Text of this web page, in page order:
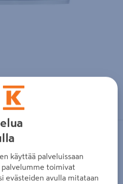
sormilla kosketusnäytöllä
AP valkoinen
EAN-koodi :
käyttää palveluissaan
toimivat
evästeiden avulla mitataan